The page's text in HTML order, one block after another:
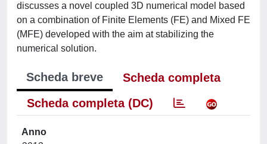
discusses a novel coupled 3D numerical model based
on a combination of Finite Elements (FE) and Mixed FE
(MFE) developed with the aim at stabilizing the
numerical solution.
Scheda breve
Scheda completa
Scheda completa (DC)
Anno